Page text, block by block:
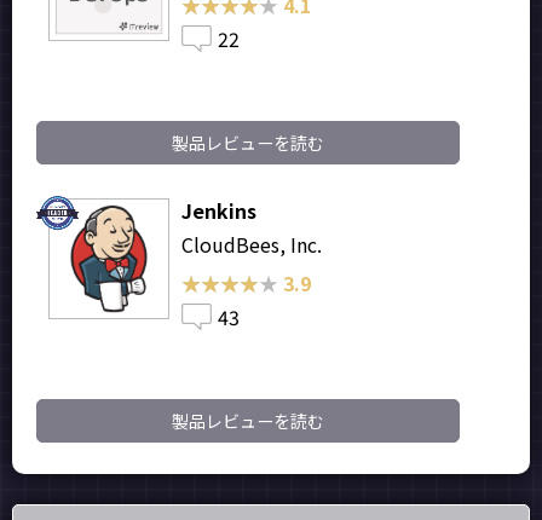
22
製品レビューを読む
Jenkins
CloudBees, Inc.
★★★★★
★★★★★ 3.9
43
製品レビューを読む